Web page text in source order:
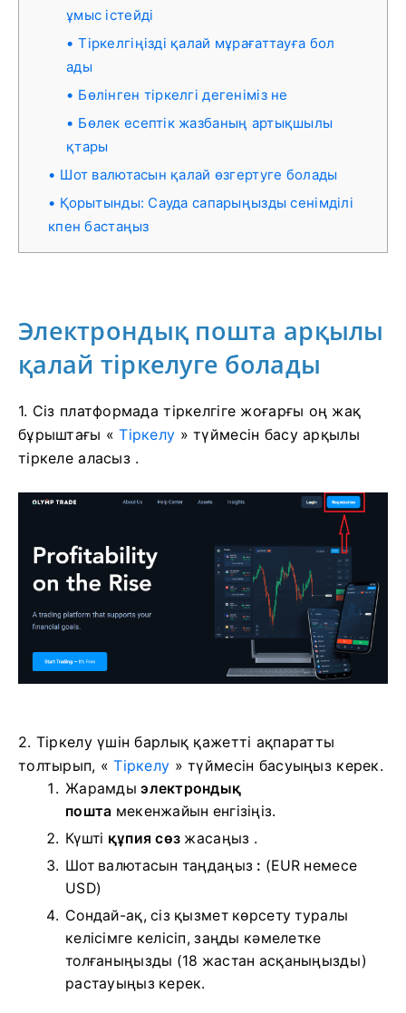
ұмыс істейді
Тіркелгіңізді қалай мұрағаттауға бол
ады
Бөлінген тіркелгі дегеніміз не
Бөлек есептік жазбаның артықшылы
қтары
Шот валютасын қалай өзгертуге болады
Қорытынды: Сауда сапарыңызды сенімділі
кпен бастаңыз
Электрондық пошта арқылы
қалай тіркелуге болады
1. Сіз платформада тіркелгіге жоғарғы оң жақ
бұрыштағы «Тіркелу » түймесін басу арқылы
тіркеле аласыз .
2. Тіркелу үшін барлық қажетті ақпаратты
толтырып, «Тіркелу » түймесін басуыңыз керек.
Жарамдыэлектрондық
пошта мекенжайын енгізіңіз.
Күшті құпия сөз жасаңыз .
Шот валютасын таңдаңыз : (EUR немесе
USD)
Сондай-ақ, сіз қызмет көрсету туралы
келісімге келісіп, заңды кәмелетке
толғаныңызды (18 жастан асқаныңызды)
растауыңыз керек.